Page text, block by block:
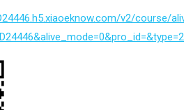
v2/course/